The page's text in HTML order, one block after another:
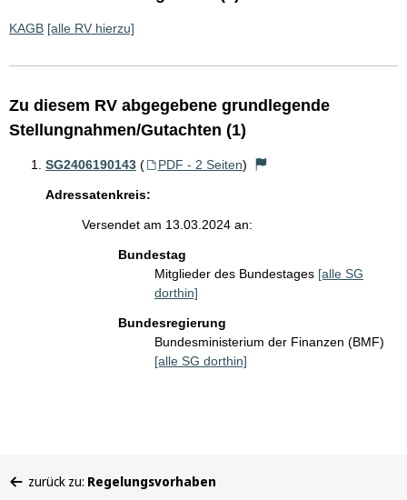
KAGB [alle RV hierzu]
Zu diesem RV abgegebene grundlegende
Stellungnahmen/Gutachten (1)
SG2406190143 ( PDF - 2 Seiten)
Adressatenkreis:
Versendet am 13.03.2024 an:
Bundestag
Mitglieder des Bundestages [alle SG
dorthin]
Bundesregierung
Bundesministerium der Finanzen (BMF)
[alle SG dorthin]
befinden
zurück zu: Regelungsvorhaben